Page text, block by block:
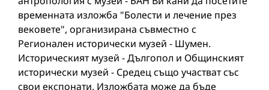
временната изложба "Болести и лечение през
вековете", организирана съвместно с
Регионален исторически музей - Шумен.
Историческият музей - Дългопол и Общинският
исторически музей - Средец също участват със
свои експонати. Изложбата може да бъде